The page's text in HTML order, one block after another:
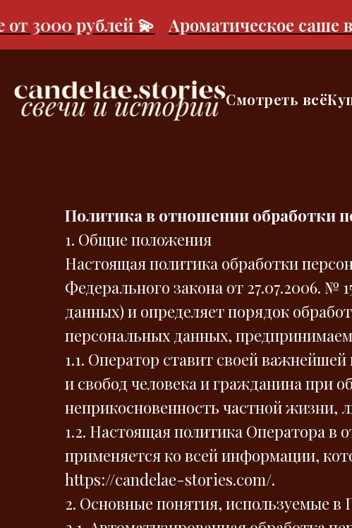
3000 рублей 💫 Ароматическое саше в
Смотреть всё
Политика в отношении обработки
1. Общие положения
Настоящая политика обработки
Федерального закона от 27.07.2006.
данных) и определяет порядок
персональных данных,
1.1. Оператор ставит своей
и свобод человека и гражданина при
неприкосновенность частной жизни,
1.2. Настоящая политика Оператора
применяется ко всей информации,
https://candelae-stories.com/.
2. Основные понятия, используемые в